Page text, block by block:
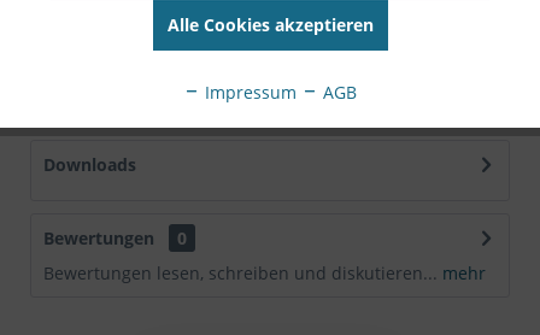
Technische Daten
Downloads
Bewertungen
0
Bewertungen lesen, schreiben und diskutieren... mehr
Alle Cookies akzeptieren
Impressum AGB